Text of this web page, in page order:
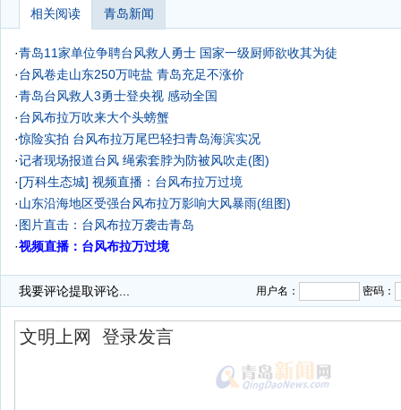
相关阅读 青岛新闻
·青岛11家单位争聘台风救人勇士 国家一级厨师欲收其为徒
·台风卷走山东250万吨盐 青岛充足不涨价
·青岛台风救人3勇士登央视 感动全国
·台风布拉万吹来大个头螃蟹
·惊险实拍 台风布拉万尾巴轻扫青岛海滨实况
·记者现场报道台风 绳索套脖为防被风吹走(图)
·[万科生态城] 视频直播：台风布拉万过境
·山东沿海地区受强台风布拉万影响大风暴雨(组图)
·图片直击：台风布拉万袭击青岛
·视频直播：台风布拉万过境
我要评论提取评论... 用户名： 密码：